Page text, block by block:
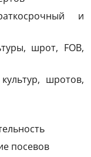
и
шрот, FOB,
шротов,
посевов